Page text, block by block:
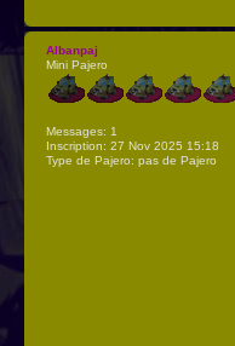
Albanpaj
Mini Pajero
Messages: 1
Inscription: 27 Nov 2025 15:18
Type de Pajero: pas de Pajero